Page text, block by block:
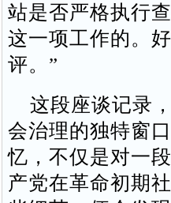
站是否严格执行
这一项工作的。
评。”
这段座谈记录
会治理的独特窗
忆，不仅是对一
产党在革命初期